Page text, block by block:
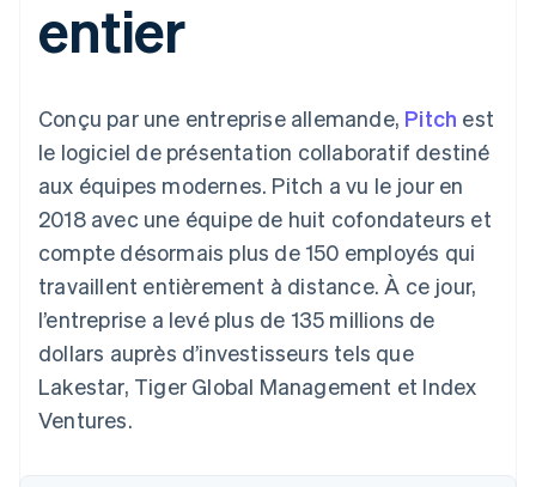
Moyens de
paiement
Terminal
Paiements en
personne
Authorization
Boost
Acceptation
optimisée
Link
Paiements
accélérés
Financial
Connections
Comptes
financiers
associés
personnalisés
Data Pipeline
Synchronisation
des données
l’application
Marketplaces
Gestion financière
Par secteur
Entreprises d'IA
Économie des
créateurs
Jeux
Hôtellerie, voyages et
loisirs
Assurance
Médias et
Gérer des
abonnements
Proposer une
bancaires adossées à
des stablecoins
Fournir et gérer des
services avec des
agents
Ressources
Intégrations
d'applications
Exemples de code
Entreprise
annuelle
Carrières
Communiqués de
presse
Stripe Press
Contact
Contacter notre équipe
Devenir partenaire
entier
Conçu par une entreprise allemande, Pitch est
le logiciel de présentation collaboratif destiné
aux équipes modernes. Pitch a vu le jour en
2018 avec une équipe de huit cofondateurs et
compte désormais plus de 150 employés qui
travaillent entièrement à distance. À ce jour,
l’entreprise a levé plus de 135 millions de
dollars auprès d’investisseurs tels que
Lakestar, Tiger Global Management et Index
Ventures.